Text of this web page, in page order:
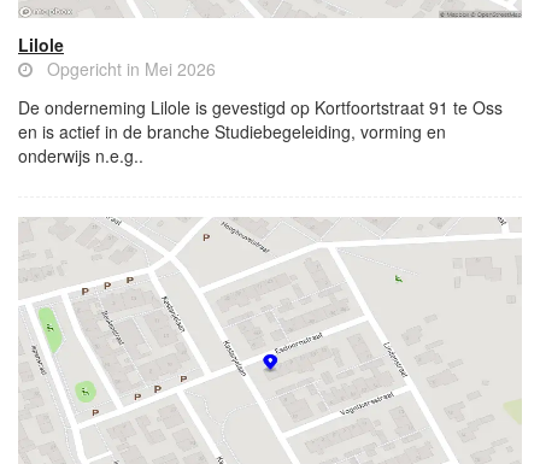
Lilole
Opgericht in Mei 2026
De onderneming Lilole is gevestigd op Kortfoortstraat 91 te Oss
en is actief in de branche Studiebegeleiding, vorming en
onderwijs n.e.g..